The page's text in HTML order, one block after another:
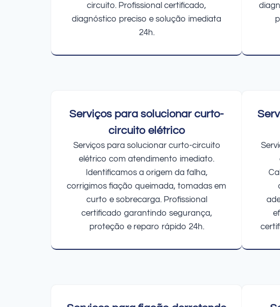
circuito. Profissional certificado,
diagnóstico preciso e solução imediata
24h.
Serviços para solucionar curto-
circuito elétrico
Serviços para solucionar curto-circuito
elétrico com atendimento imediato.
Identificamos a origem da falha,
corrigimos fiação queimada, tomadas em
curto e sobrecarga. Profissional
certificado garantindo segurança,
proteção e reparo rápido 24h.